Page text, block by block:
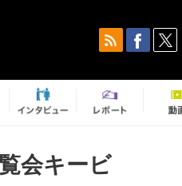
会キービ